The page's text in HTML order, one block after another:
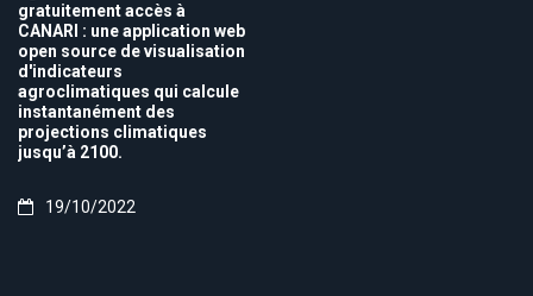
gratuitement accès à
CANARI : une application web
open source de visualisation
d'indicateurs
agroclimatiques qui calcule
instantanément des
projections climatiques
jusqu’à 2100.
19/10/2022